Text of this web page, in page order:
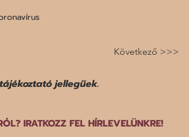
Következő >>>
jellegűek.
IRATKOZZ FEL HÍRLEVELÜNKRE!